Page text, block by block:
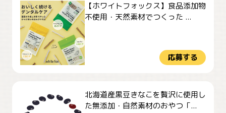
【ホワイトフォックス】食品添加物
不使用・天然素材でつくった ...
応募する
北海道産黒豆きなこを贅沢に使用し
た無添加・自然素材のおやつ「...